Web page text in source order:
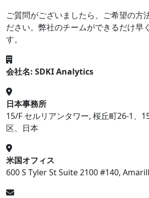
ご質問がございましたら、ご希望の方
ださい。弊社のチームができるだけ早
す。
会社名: SDKI Analytics
日本事務所
15/F セルリアンタワー, 桜丘町26-1、
区、日本
米国オフィス
600 S Tyler St Suite 2100 #140,